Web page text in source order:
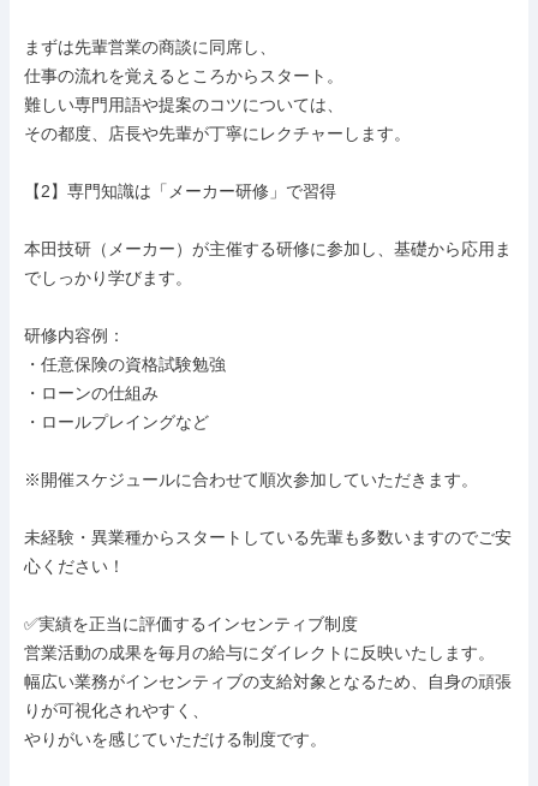
まずは先輩営業の商談に同席し、
仕事の流れを覚えるところからスタート。
難しい専門用語や提案のコツについては、
その都度、店長や先輩が丁寧にレクチャーします。
【2】専門知識は「メーカー研修」で習得
本田技研（メーカー）が主催する研修に参加し、基礎から応用ま
でしっかり学びます。
研修内容例：
・任意保険の資格試験勉強
・ローンの仕組み
・ロールプレイングなど
※開催スケジュールに合わせて順次参加していただきます。
未経験・異業種からスタートしている先輩も多数いますのでご安
心ください！
✅実績を正当に評価するインセンティブ制度
営業活動の成果を毎月の給与にダイレクトに反映いたします。
幅広い業務がインセンティブの支給対象となるため、自身の頑張
りが可視化されやすく、
やりがいを感じていただける制度です。